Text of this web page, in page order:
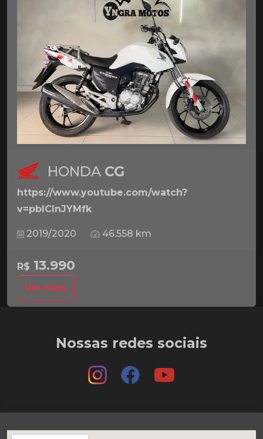
HONDA CG
https://www.youtube.com/watch?
v=pbICInJYMfk
2019/2020 46.558 km
R$ 13.990
Ver mais
Nossas redes sociais